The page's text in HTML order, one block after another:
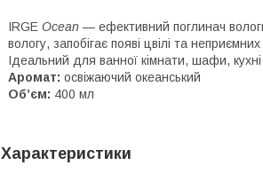
IRGE Ocean — ефективний поглинач
вологу, запобігає появі цвілі та неприємних
Ідеальний для ванної кімнати, шафи,
Аромат: освіжаючий океанський
Об’єм: 400 мл
Характеристики